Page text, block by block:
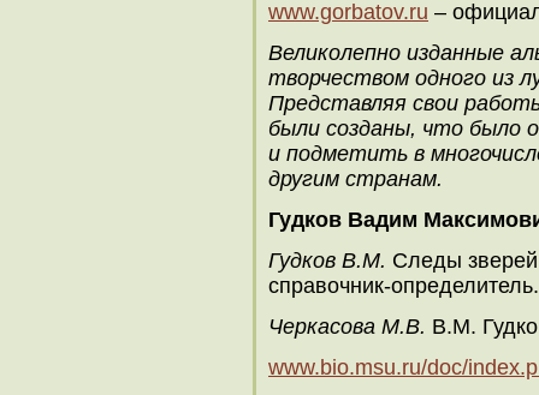
www.gorbatov.ru –
Великолепно изданные
творчеством одного из
Представляя свои
были созданы, что было
и подметить в
другим странам.
Гудков Вадим
Гудков В.М. Следы
справочник-
Черкасова М.В. В.М.
www.bio.msu.ru/doc/